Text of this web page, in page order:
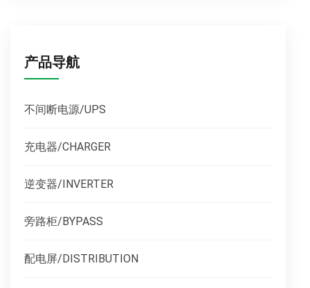
产品导航
不间断电源/UPS
充电器/CHARGER
逆变器/INVERTER
旁路柜/BYPASS
配电屏/DISTRIBUTION